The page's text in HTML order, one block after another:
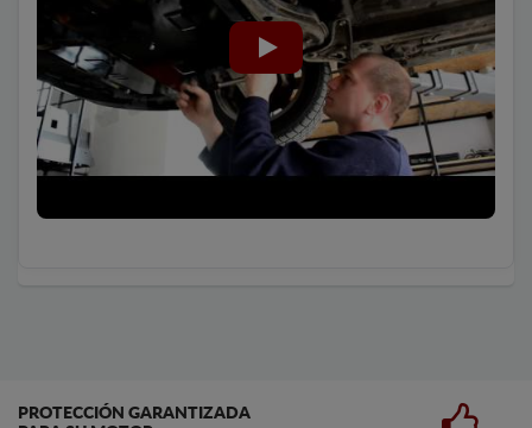
PROTECCIÓN GARANTIZADA